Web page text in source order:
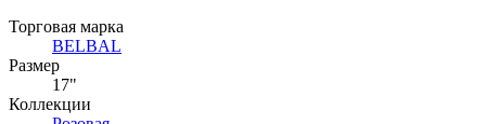
Торговая марка
BELBAL
Размер
17"
Коллекции